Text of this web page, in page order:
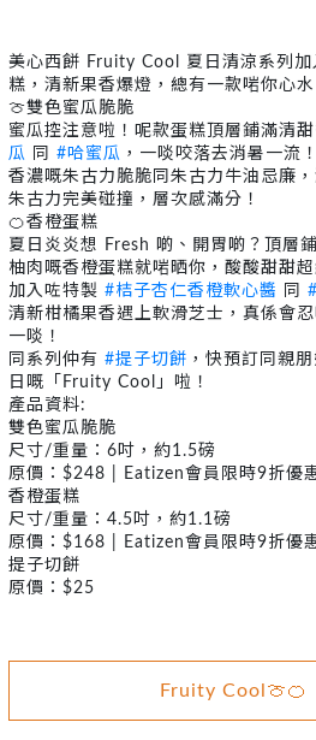
美心西餅 Fruity Cool 夏日清涼系列加
糕，清新果香爆燈，總有一款啱你心水
🍈雙色蜜瓜脆脆
蜜瓜控注意啦！呢款蛋糕頂層鋪滿清
瓜
同#哈蜜瓜 ，一啖咬落去消暑一流
香濃嘅朱古力脆脆同朱古力牛油忌廉
朱古力完美碰撞，層次感滿分！
🍊香橙蛋糕
夏日炎炎想 Fresh 啲、開胃啲？頂層
柚肉嘅香橙蛋糕就啱晒你，酸酸甜甜
加入咗特製#桔子杏仁香橙軟心醬 同
清新柑橘果香遇上軟滑芝士，真係會
一啖！
同系列仲有#提子切餅 ，快預訂同親
日嘅「Fruity Cool」啦！
產品資料:
雙色蜜瓜脆脆
尺寸/重量：6吋，約1.5磅
原價：$248 | Eatizen會員限時9折優
香橙蛋糕
尺寸/重量：4.5吋，約1.1磅
原價：$168 | Eatizen會員限時9折優
提子切餅
原價：$25
Fruity Cool🍈🍊